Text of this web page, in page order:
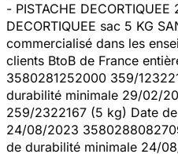
- PISTACHE
DECORTIQUEE sac 5 KG
commercialisé dans les
clients BtoB de France
3580281252000 359/
durabilité minimale 29/02/
259/2322167 (5 kg) Date
24/08/2023
de durabilité minimale 24/